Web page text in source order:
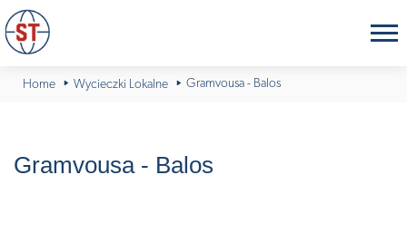
Home Wycieczki Lokalne Gramvousa - Balos
Gramvousa - Balos